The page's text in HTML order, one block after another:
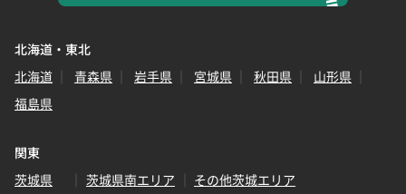
北海道・東北
北海道
青森県 岩手県 宮城県 秋田県
山形県
福島県
関東
茨城県
茨城県南エリア
その他茨城エリア